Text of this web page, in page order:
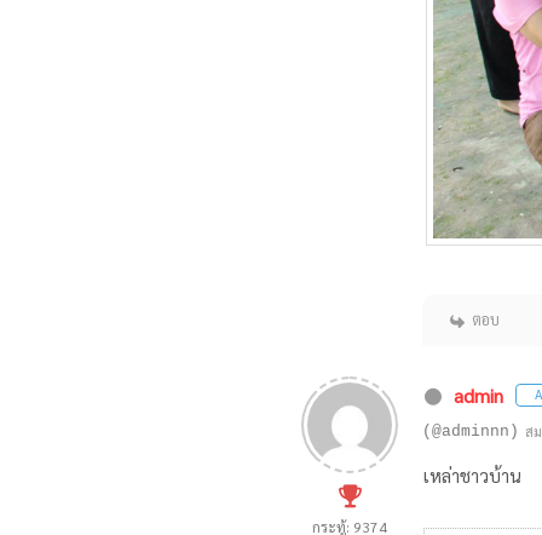
ตอบ
กระทู้: 9374
admin
(@adminnn) ส
เหล่าชาวบ้าน